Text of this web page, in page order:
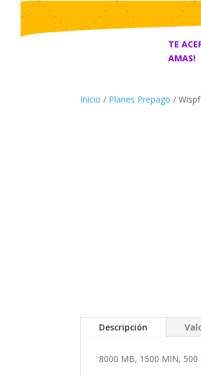
TE
AMAS!
Inicio / Planes Prepago /
Descripción
8000 MB, 1500 MIN, 500